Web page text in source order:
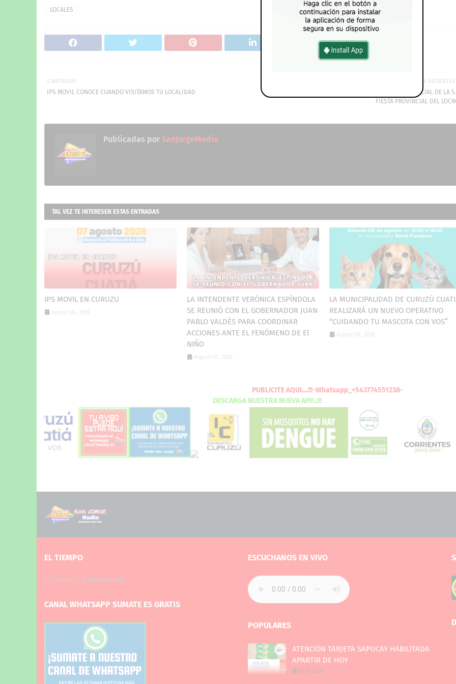
LOCALES
MÁS RECIENTES
EN CASA DE GOBIERNO SE REALIZÓ EL LANZAMIENTO OFICIAL DE LA
FIESTA PROVINCIAL DEL
ANTIGUOS
IPS MOVIL CONOCE CUANDO VISITAMOS TU LOCALIDAD
Publicadas por SanJorgeMedio
TAL VEZ TE INTERESEN ESTAS ENTRADAS
IPS MOVIL EN CURUZU
August 06, 2026
LA INTENDENTE VERÓNICA ESPÍNDOLA
SE REUNIÓ CON EL GOBERNADOR JUAN
PABLO VALDÉS PARA COORDINAR
ACCIONES ANTE EL FENÓMENO DE El
NIÑO
August 05, 2026
LA MUNICIPALIDAD DE CURUZÚ
REALIZARÁ UN NUEVO OPERATIVO
“CUIDANDO TU MASCOTA CON VOS”
August 05, 2026
PUBLICITE AQUI....!!!-Whatsapp_+543774551238-
DESCARGANUESTRA NUEVA
EL TIEMPO
El tiempo - Tutiempo.net
CANAL WHATSAPP SUMATE ES GRATIS
ESCUCHANOS EN VIVO
POPULARES
ATENCIÓN TARJETA SAPUCAY HABILITADA
APARTIR DE HOY
6/29/2026